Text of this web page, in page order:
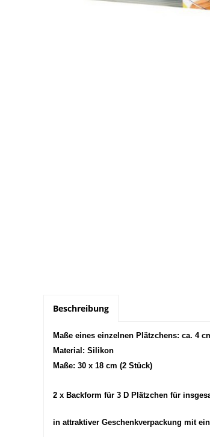
Beschreibung
Maße eines einzelnen Plätzchens: ca. 4
Material: Silikon
Maße: 30 x 18 cm (2 Stück)
2 x Backform für 3 D Plätzchen für
in attraktiver Geschenkverpackung mit